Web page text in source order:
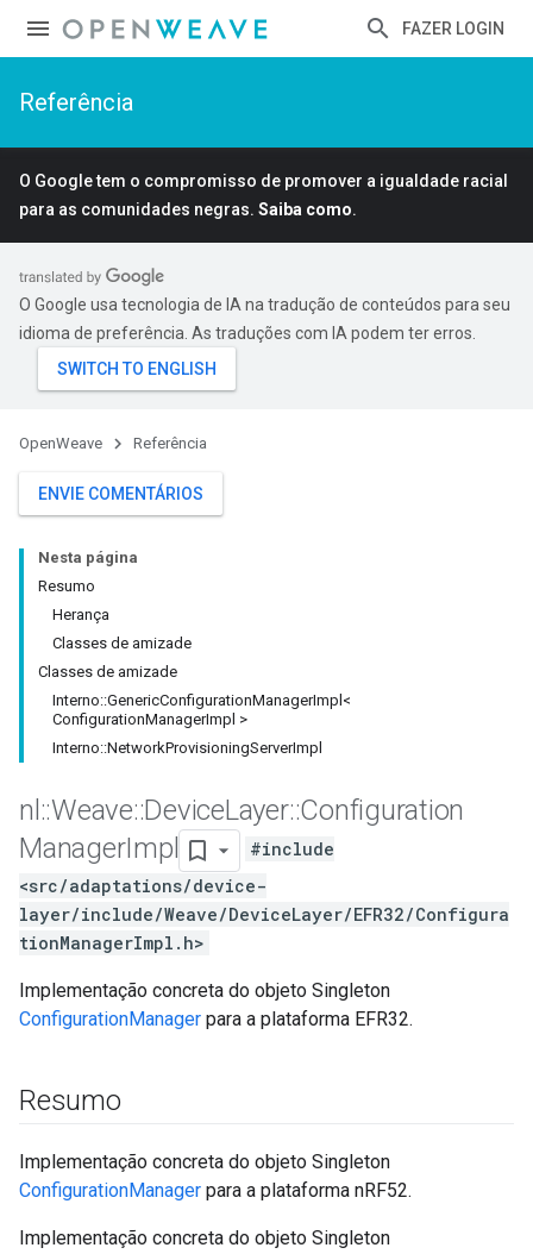
FAZER LOGIN
Referência
O Google tem o compromisso de promover a igualdade racial
para as comunidades negras. Saiba como.
O Google usa tecnologia de IA na tradução de conteúdos para seu
idioma de preferência. As traduções com IA podem ter erros.
OpenWeave Referência
ENVIE COMENTÁRIOS
Nesta página
Resumo
Herança
Classes de amizade
Classes de amizade
Interno::GenericConfigurationManagerImpl<
ConfigurationManagerImpl >
Interno::NetworkProvisioningServerImpl
nl ::Weave::DeviceLayer::Configuration
ManagerImpl
#include
<src/adaptations/device-
layer/include/Weave/DeviceLayer/EFR32/Configura
tionManagerImpl.h>
Implementação concreta do objeto Singleton
ConfigurationManager para a plataforma EFR32.
Resumo
Implementação concreta do objeto Singleton
ConfigurationManager para a plataforma nRF52.
Implementação concreta do objeto Singleton